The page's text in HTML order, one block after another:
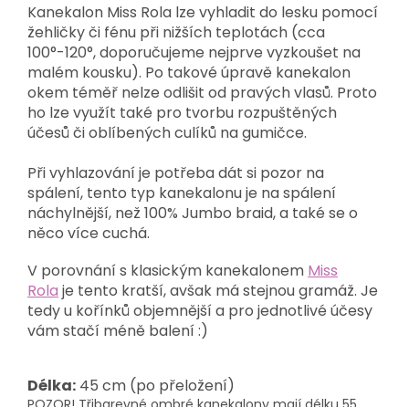
Kanekalon Miss Rola lze vyhladit do lesku pomocí
žehličky či fénu při nižších teplotách (cca
100°-120°, doporučujeme nejprve vyzkoušet na
malém kousku). Po takové úpravě kanekalon
okem téměř nelze odlišit od pravých vlasů. Proto
ho lze využít také pro tvorbu rozpuštěných
účesů či oblíbených culíků na gumičce.
Při vyhlazování je potřeba dát si pozor na
spálení, tento typ kanekalonu je na spálení
náchylnější, než 100% Jumbo braid, a také se o
něco více cuchá.
V porovnání s klasickým kanekalonem Miss
Rola je tento kratší, avšak má stejnou gramáž. Je
tedy u kořínků objemnější a pro jednotlivé účesy
vám stačí méně balení :)
Délka: 45 cm (po přeložení)